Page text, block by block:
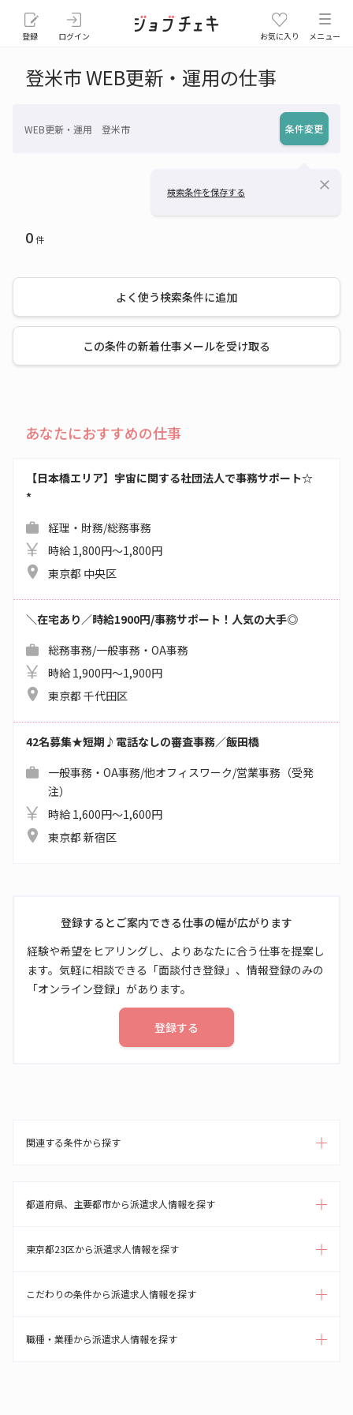
登録 ログイン お気に入り メニュー
登米市 WEB更新・運用の仕事
WEB更新・運用 登米市 条件変更
検索条件を保存する close
0件
よく使う検索条件に追加
この条件の新着仕事メールを受け取る
あなたにおすすめの仕事
【日本橋エリア】宇宙に関する社団法人で事務サポート☆
*
経理・財務/総務事務
時給 1,800円～1,800円
東京都 中央区
＼在宅あり／時給1900円/事務サポート！人気の大手◎
総務事務/一般事務・OA事務
時給 1,900円～1,900円
東京都 千代田区
42名募集★短期♪電話なしの審査事務／飯田橋
一般事務・OA事務/他オフィスワーク/営業事務（受発
注）
時給 1,600円～1,600円
東京都 新宿区
登録するとご案内できる仕事の幅が広がります
経験や希望をヒアリングし、よりあなたに合う仕事を提案し
ます。気軽に相談できる「面談付き登録」、情報登録のみの
「オンライン登録」があります。
登録する
関連する条件から探す
都道府県、主要都市から派遣求人情報を探す
東京都23区から派遣求人情報を探す
こだわりの条件から派遣求人情報を探す
職種・業種から派遣求人情報を探す